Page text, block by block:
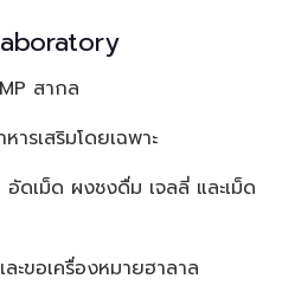
สากล
รเสริมโดยเฉพาะ
ดเม็ด ผงชงดื่ม เจลลี่ และเม็ด
ะขอเครื่องหมายฮาลาล